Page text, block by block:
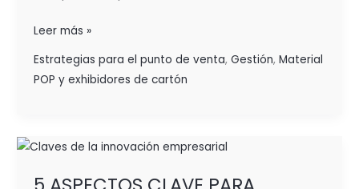
Leer más »
Estrategias para el punto de venta, Gestión, Material
POP y exhibidores de cartón
5
CLAVE